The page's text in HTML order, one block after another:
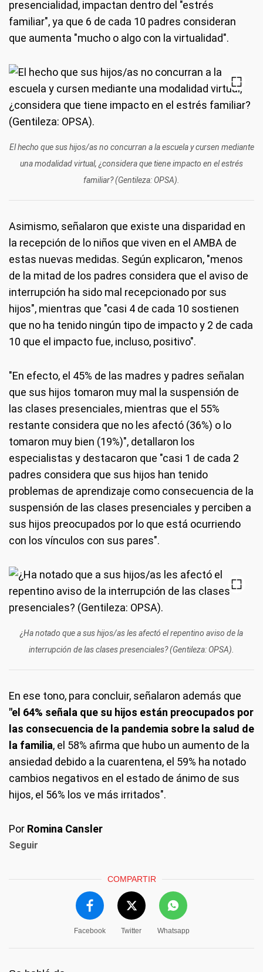
presencialidad, impactan dentro del "estrés
familiar", ya que 6 de cada 10 padres consideran
que aumenta "mucho o algo con la virtualidad".
El hecho que sus hijos/as no concurran a la escuela y cursen mediante
una modalidad virtual, ¿considera que tiene impacto en el estrés
familiar? (Gentileza: OPSA).
Asimismo, señalaron que existe una disparidad en
la recepción de lo niños que viven en el AMBA de
estas nuevas medidas. Según explicaron, "menos
de la mitad de los padres considera que el aviso de
interrupción ha sido mal recepcionado por sus
hijos", mientras que "casi 4 de cada 10 sostienen
que no ha tenido ningún tipo de impacto y 2 de cada
10 que el impacto fue, incluso, positivo".
"En efecto, el 45% de las madres y padres señalan
que sus hijos tomaron muy mal la suspensión de
las clases presenciales, mientras que el 55%
restante considera que no les afectó (36%) o lo
tomaron muy bien (19%)", detallaron los
especialistas y destacaron que "casi 1 de cada 2
padres considera que sus hijos han tenido
problemas de aprendizaje como consecuencia de la
suspensión de las clases presenciales y perciben a
sus hijos preocupados por lo que está ocurriendo
con los vínculos con sus pares".
¿Ha notado que a sus hijos/as les afectó el repentino aviso de la
interrupción de las clases presenciales? (Gentileza: OPSA).
En ese tono, para concluir, señalaron además que
"el 64% señala que su hijos están preocupados por
las consecuencia de la pandemia sobre la salud de
la familia, el 58% afirma que hubo un aumento de la
ansiedad debido a la cuarentena, el 59% ha notado
cambios negativos en el estado de ánimo de sus
hijos, el 56% los ve más irritados".
Por Romina Cansler
Seguir
COMPARTIR
Facebook Twitter Whatsapp